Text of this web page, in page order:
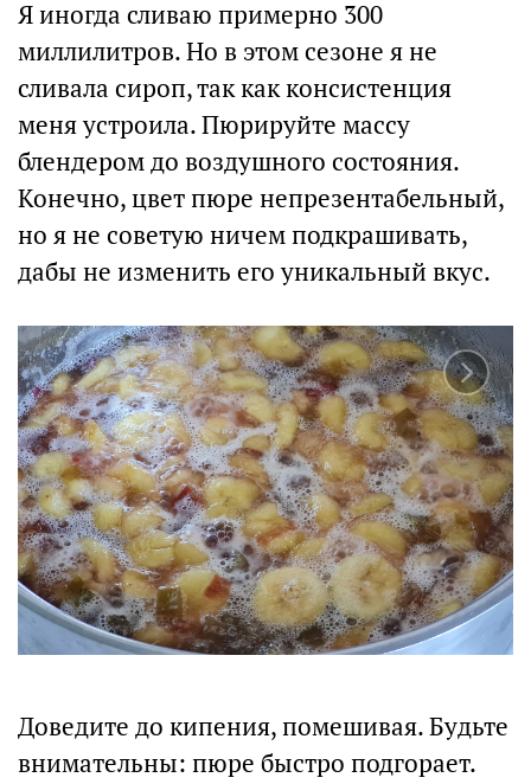
Я иногда сливаю примерно 300
миллилитров. Но в этом сезоне я не
сливала сироп, так как консистенция
меня устроила. Пюрируйте массу
блендером до воздушного состояния.
Конечно, цвет пюре непрезентабельный,
но я не советую ничем подкрашивать,
дабы не изменить его уникальный вкус.
Доведите до кипения, помешивая. Будьте
внимательны: пюре быстро подгорает.